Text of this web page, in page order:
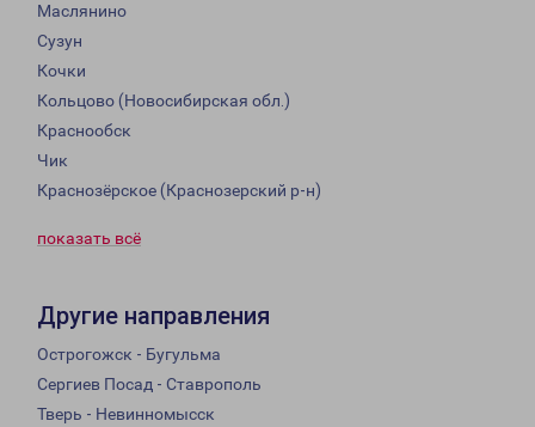
Маслянино
Сузун
Кочки
Кольцово (Новосибирская обл.)
Краснообск
Чик
Краснозёрское (Краснозерский р-н)
показать всё
Другие направления
Острогожск - Бугульма
Сергиев Посад - Ставрополь
Тверь - Невинномысск